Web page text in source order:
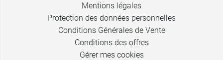
Mentions légales
Protection des données personnelles
Conditions Générales de Vente
Conditions des offres
Gérer mes cookies